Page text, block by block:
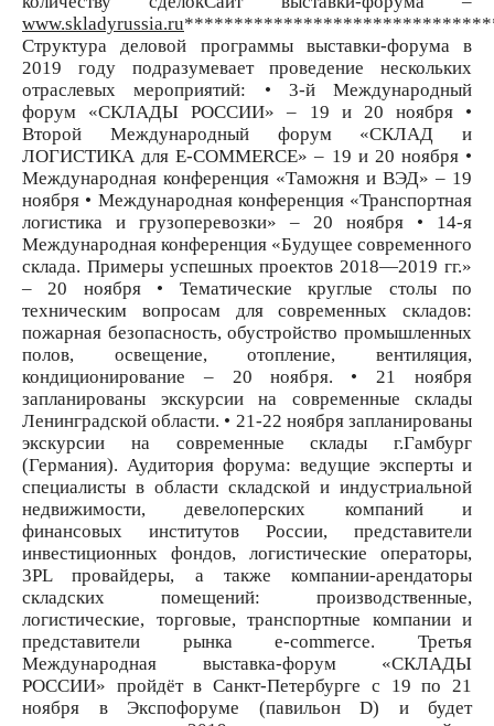
www.skladyrussia.ru
Структура деловой программы выставки-форума в
2019 году подразумевает проведение нескольких
отраслевых мероприятий: • 3-й Международный
форум «СКЛАДЫ РОССИИ» – 19 и 20 ноября •
Второй Международный форум «СКЛАД и
ЛОГИСТИКА для E-COMMERCE» – 19 и 20 ноября •
Международная конференция «Таможня и ВЭД» – 19
ноября • Международная конференция «Транспортная
логистика и грузоперевозки» – 20 ноября • 14-я
Международная конференция «Будущее современного
склада. Примеры успешных проектов 2018—2019 гг.»
– 20 ноября • Тематические круглые столы по
техническим вопросам для современных складов:
пожарная безопасность, обустройство промышленных
полов, освещение, отопление, вентиляция,
кондиционирование – 20 ноября. • 21 ноября
запланированы экскурсии на современные склады
Ленинградской области. • 21-22 ноября запланированы
экскурсии на современные склады г.Гамбург
(Германия). Аудитория форума: ведущие эксперты и
специалисты в области складской и индустриальной
недвижимости, девелоперских компаний и
финансовых институтов России, представители
инвестиционных фондов, логистические операторы,
3PL провайдеры, а также компании-арендаторы
складских помещений: производственные,
логистические, торговые, транспортные компании и
представители рынка e-commerce. Третья
Международная выставка-форум «СКЛАДЫ
РОССИИ» пройдёт в Санкт-Петербурге с 19 по 21
ноября в Экспофоруме (павильон D) и будет